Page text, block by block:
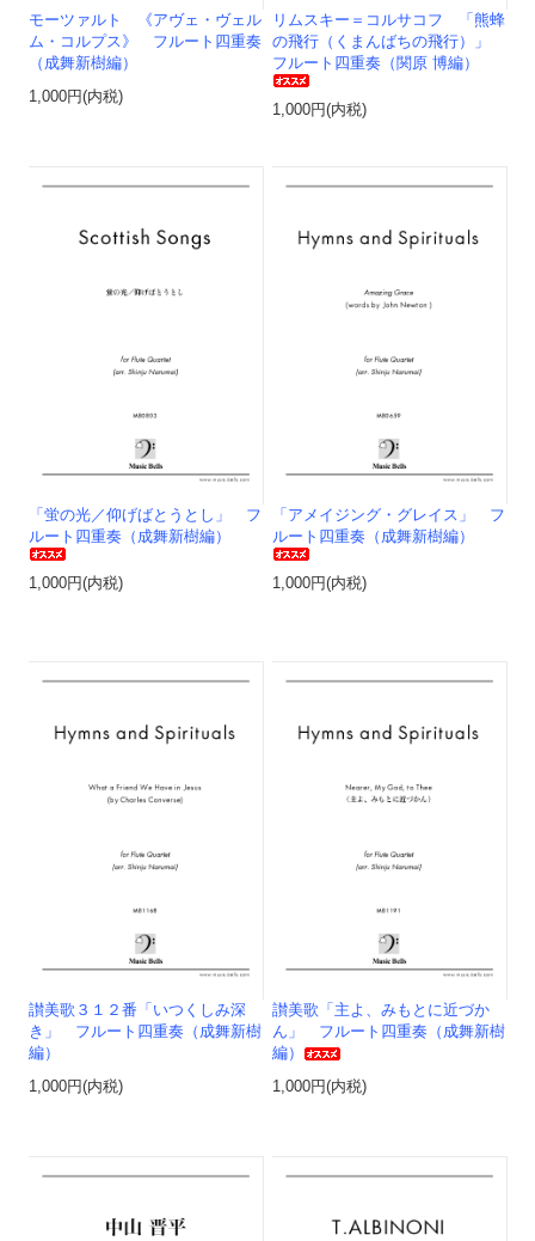
モーツァルト 《アヴェ・ヴェル
ム・コルプス》 フルート四重奏
（成舞新樹編）
1,000円(内税)
リムスキー＝コルサコフ 「熊蜂
の飛行（くまんばちの飛行）」
フルート四重奏（関原 博編）
1,000円(内税)
「蛍の光／仰げばとうとし」 フ
ルート四重奏（成舞新樹編）
1,000円(内税)
「アメイジング・グレイス」 フ
ルート四重奏（成舞新樹編）
1,000円(内税)
讃美歌３１２番「いつくしみ深
き」 フルート四重奏（成舞新樹
編）
1,000円(内税)
讃美歌「主よ、みもとに近づか
ん」 フルート四重奏（成舞新樹
編）
1,000円(内税)